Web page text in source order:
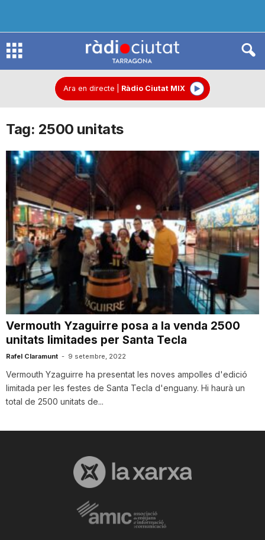
R
d
i
o
C
i
u
t
a
t
Ara en directe Ràdio Ciutat MIX
Tag: 2500 unitats
Vermouth Yzaguirre posa a la venda 2500
unitats limitades per Santa Tecla
Rafel Claramunt - 9 setembre, 2022
Vermouth Yzaguirre ha presentat les noves ampolles d'edició
limitada per les festes de Santa Tecla d'enguany. Hi haurà un
total de 2500 unitats de...